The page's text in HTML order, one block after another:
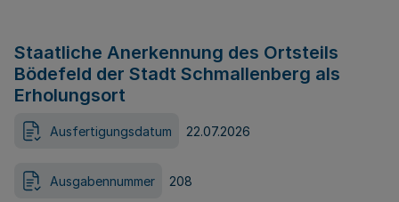
Staatliche Anerkennung des Ortsteils
Bödefeld der Stadt Schmallenberg als
Erholungsort
Ausfertigungsdatum 22.07.2026
Ausgabennummer 208